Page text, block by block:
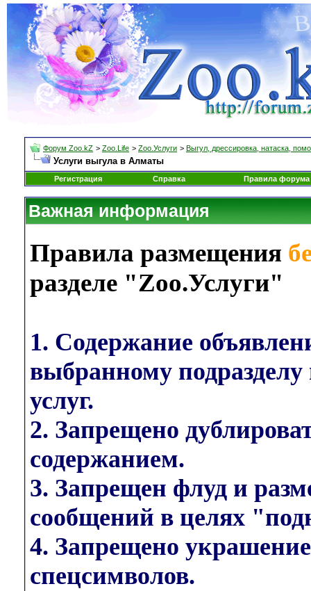
Форум Zoo.kZ > Zoo.Life > Zoo.Услуги > Выгул, дрессировка, натаска,
Услуги выгула в Алматы
Регистрация Справка Правила форума
Важная информация
Правила размещения
разделе "Zoo.Услуги"
1. Содержание
выбранному
услуг.
2. Запрещено
содержанием.
3. Запрещен флуд и
сообщений в целях
4. Запрещено
спецсимволов.